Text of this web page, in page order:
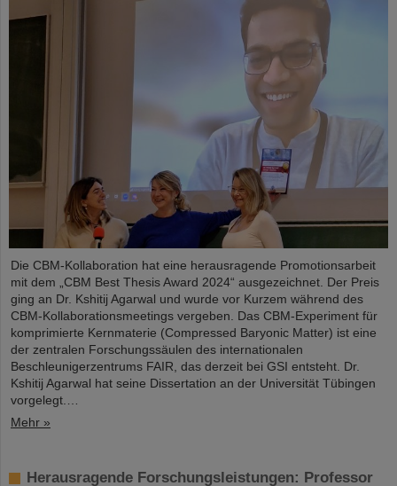
Die CBM-Kollaboration hat eine herausragende Promotionsarbeit
mit dem „CBM Best Thesis Award 2024“ ausgezeichnet. Der Preis
ging an Dr. Kshitij Agarwal und wurde vor Kurzem während des
CBM-Kollaborationsmeetings vergeben. Das CBM-Experiment für
komprimierte Kernmaterie (Compressed Baryonic Matter) ist eine
der zentralen Forschungssäulen des internationalen
Beschleunigerzentrums FAIR, das derzeit bei GSI entsteht. Dr.
Kshitij Agarwal hat seine Dissertation an der Universität Tübingen
vorgelegt.…
Mehr »
Herausragende Forschungsleistungen: Professor